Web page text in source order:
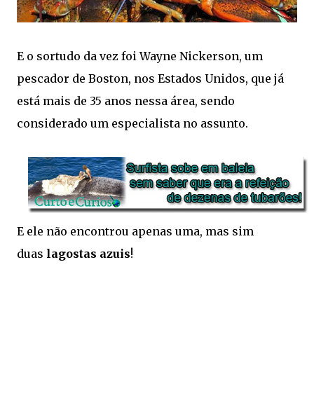
E o sortudo da vez foi Wayne Nickerson, um
pescador de Boston, nos Estados Unidos, que já
está mais de 35 anos nessa área, sendo
considerado um especialista no assunto.
E ele não encontrou apenas uma, mas sim
duas lagostas azuis!